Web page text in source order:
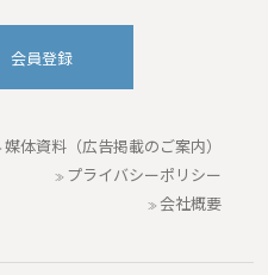
会員登録
媒体資料（広告掲載のご案内）
プライバシーポリシー
会社概要